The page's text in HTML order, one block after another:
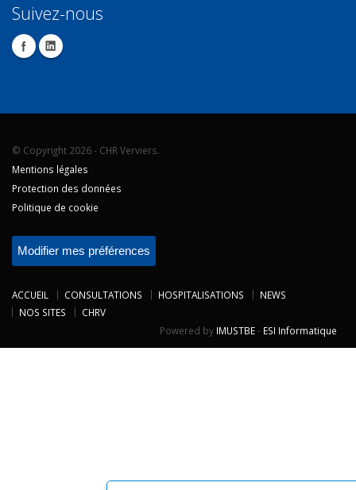
Suivez-nous
© Copyright 2026 - CHR Verviers.
Mentions légales
Protection des données
Politique de cookie
Modifier mes préférences
ACCUEIL CONSULTATIONS HOSPITALISATIONS
NEWS
NOS SITES
CHRV
Powered by IMUSTBE- ESI Informatique